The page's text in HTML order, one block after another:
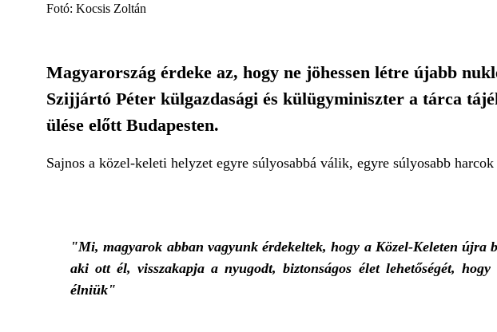
Fotó: Kocsis Zoltán
Magyarország érdeke az, hogy ne jöhessen létre újabb
Szijjártó Péter külgazdasági és külügyminiszter a tárca
ülése előtt Budapesten.
Sajnos a közel-keleti helyzet egyre súlyosabbá válik, egyre súlyosabb
"Mi, magyarok abban vagyunk érdekeltek, hogy a Közel-Keleten újra
aki ott él, visszakapja a nyugodt, biztonságos élet lehetőségét,
élniük"